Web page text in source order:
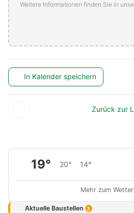
Weitere Informationen finden Sie in
In Kalender speichern
Zurück zur
19° 20° 14°
Mehr zum
Aktuelle Baustellen 3